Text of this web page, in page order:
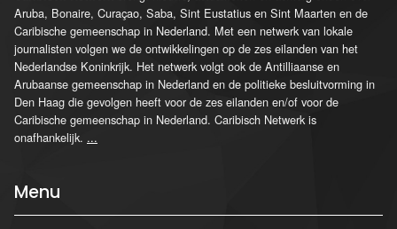
Aruba, Bonaire, Curaçao, Saba, Sint Eustatius en Sint Maarten en de
Caribische gemeenschap in Nederland. Met een netwerk van lokale
journalisten volgen we de ontwikkelingen op de zes eilanden van het
Nederlandse Koninkrijk. Het netwerk volgt ook de Antilliaanse en
Arubaanse gemeenschap in Nederland en de politieke besluitvorming in
Den Haag die gevolgen heeft voor de zes eilanden en/of voor de
Caribische gemeenschap in Nederland. Caribisch Netwerk is
onafhankelijk. ...
Menu